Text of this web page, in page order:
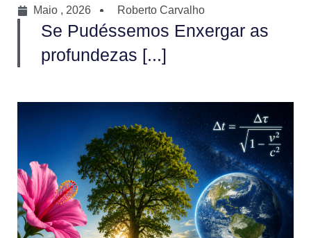
Maio , 2026 Roberto Carvalho
Se Pudéssemos Enxergar as
profundezas [...]